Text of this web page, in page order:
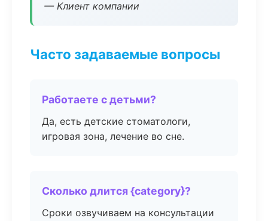
— Клиент компании
Часто задаваемые вопросы
Работаете с детьми?
Да, есть детские стоматологи,
игровая зона, лечение во сне.
Сколько длится {category}?
Сроки озвучиваем на консультации